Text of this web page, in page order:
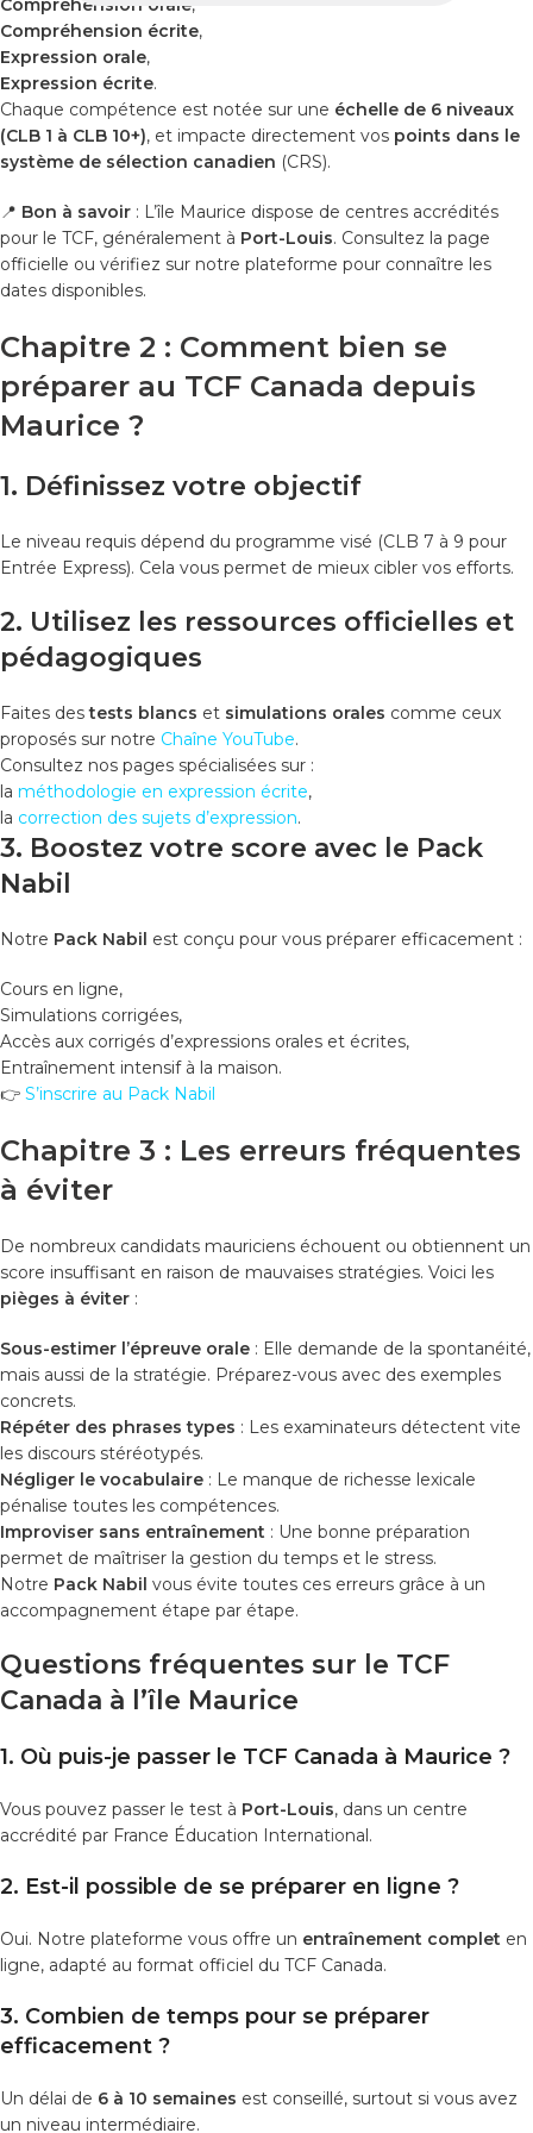
Compréhension orale,
Compréhension écrite,
Expression orale,
Expression écrite.
Chaque compétence est notée sur une échelle de 6 niveaux
(CLB 1 à CLB 10+), et impacte directement vos points dans le
système de sélection canadien (CRS).
📍 Bon à savoir : L’île Maurice dispose de centres accrédités
pour le TCF, généralement à Port-Louis. Consultez la page
officielle ou vérifiez sur notre plateforme pour connaître les
dates disponibles.
Chapitre 2 : Comment bien se
préparer au TCF Canada depuis
Maurice ?
1. Définissez votre objectif
Le niveau requis dépend du programme visé (CLB 7 à 9 pour
Entrée Express). Cela vous permet de mieux cibler vos efforts.
2. Utilisez les ressources officielles et
pédagogiques
Faites destests blancs et simulations orales comme ceux
proposés sur notre Chaîne YouTube.
Consultez nos pages spécialisées sur :
la méthodologie en expression écrite,
la correction des sujets d’expression.
3. Boostez votre score avec le Pack
Nabil
Notre Pack Nabil est conçu pour vous préparer efficacement :
Cours en ligne,
Simulations corrigées,
Accès aux corrigés d’expressions orales et écrites,
Entraînement intensif à la maison.
👉 S’inscrire au Pack Nabil
Chapitre 3 : Les erreurs fréquentes
à éviter
De nombreux candidats mauriciens échouent ou obtiennent un
score insuffisant en raison de mauvaises stratégies. Voici les
pièges à éviter :
Sous-estimer l’épreuve orale : Elle demande de la spontanéité,
mais aussi de la stratégie. Préparez-vous avec des exemples
concrets.
Répéter des phrases types : Les examinateurs détectent vite
les discours stéréotypés.
Négliger le vocabulaire : Le manque de richesse lexicale
pénalise toutes les compétences.
Improviser sans entraînement : Une bonne préparation
permet de maîtriser la gestion du temps et le stress.
Notre Pack Nabil vous évite toutes ces erreurs grâce à un
accompagnement étape par étape.
Questions fréquentes sur le TCF
Canada à l’île Maurice
1. Où puis-je passer le TCF Canada à Maurice ?
Vous pouvez passer le test à Port-Louis, dans un centre
accrédité par France Éducation International.
2. Est-il possible de se préparer en ligne ?
Oui. Notre plateforme vous offre un entraînement complet en
ligne, adapté au format officiel du TCF Canada.
3. Combien de temps pour se préparer
efficacement ?
Un délai de 6 à 10 semaines est conseillé, surtout si vous avez
un niveau intermédiaire.